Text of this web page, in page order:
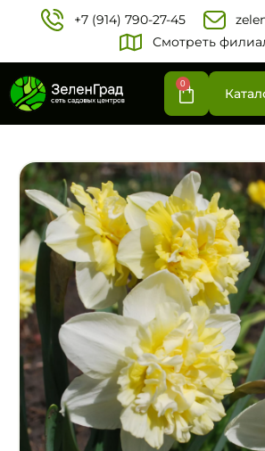
+7 (914) 790-27-45‬
Смотреть
0